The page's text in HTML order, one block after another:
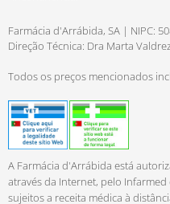
Farmácia d'Arrábida, SA | NIPC:
Direção Técnica: Dra Marta
Todos os preços mencionados
A Farmácia d'Arrábida está
através da Internet, pelo
sujeitos a receita médica à